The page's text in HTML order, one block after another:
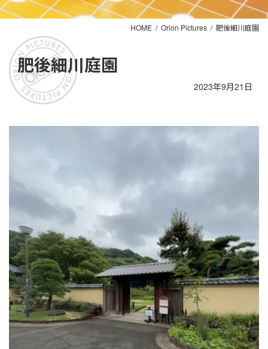
HOME Orion Pictures 肥後細川庭園
肥後細川庭園
2023年9月21日